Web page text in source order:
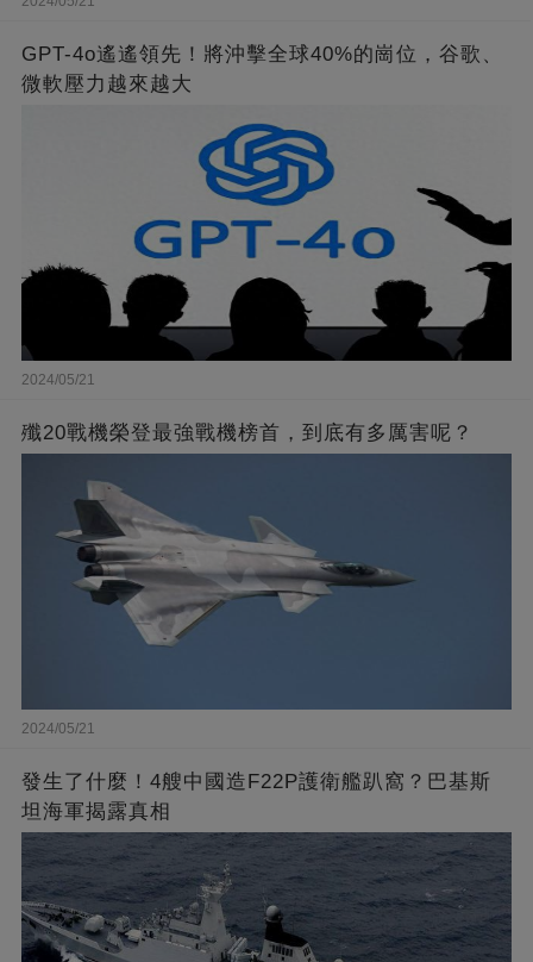
GPT-4o遙遙領先！將沖擊全球40%的崗位，谷歌、
微軟壓力越來越大
2024/05/21
殲20戰機榮登最強戰機榜首，到底有多厲害呢？
2024/05/21
發生了什麼！4艘中國造F22P護衛艦趴窩？巴基斯
坦海軍揭露真相